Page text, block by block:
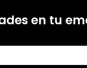
en tu